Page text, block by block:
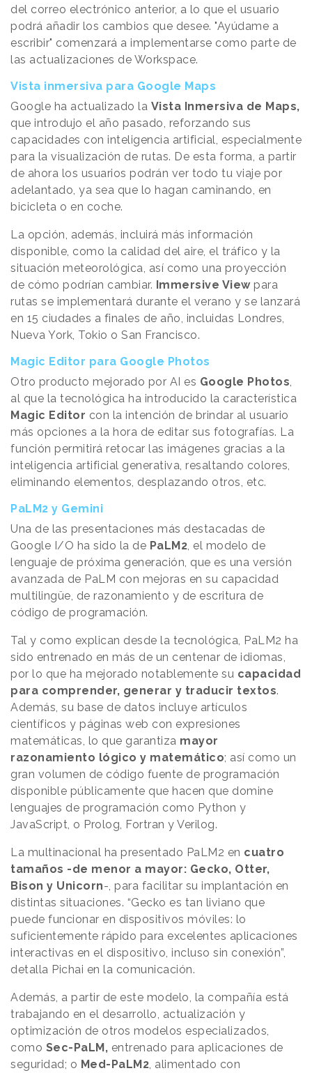
del correo electrónico anterior, a lo que el usuario
podrá añadir los cambios que desee. "Ayúdame a
escribir" comenzará a implementarse como parte de
las actualizaciones de Workspace.
Vista inmersiva para Google Maps
Google ha actualizado la Vista Inmersiva de Maps,
que introdujo el año pasado, reforzando sus
capacidades con inteligencia artificial, especialmente
para la visualización de rutas. De esta forma, a partir
de ahora los usuarios podrán ver todo tu viaje por
adelantado, ya sea que lo hagan caminando, en
bicicleta o en coche.
La opción, además, incluirá más información
disponible, como la calidad del aire, el tráfico y la
situación meteorológica, así como una proyección
de cómo podrían cambiar. Immersive View para
rutas se implementará durante el verano y se lanzará
en 15 ciudades a finales de año, incluidas Londres,
Nueva York, Tokio o San Francisco.
Magic Editor para Google Photos
Otro producto mejorado por AI es Google Photos
al que la tecnológica ha introducido la característica
Magic Editor con la intención de brindar al usuario
más opciones a la hora de editar sus fotografías. La
función permitirá retocar las imágenes gracias a la
inteligencia artificial generativa, resaltando colores,
eliminando elementos, desplazando otros, etc.
PaLM2 y Gemini
Una de las presentaciones más destacadas de
Google I/O ha sido la de PaLM2 , el modelo de
lenguaje de próxima generación, que es una versión
avanzada de PaLM con mejoras en su capacidad
multilingüe, de razonamiento y de escritura de
código de programación.
Tal y como explican desde la tecnológica, PaLM2 ha
sido entrenado en más de un centenar de idiomas,
por lo que ha mejorado notablemente su capacidad
para comprender, generar y traducir textos.
Además, su base de datos incluye artículos
científicos y páginas web con expresiones
matemáticas, lo que garantiza mayor
razonamiento lógico y matemático; así como un
gran volumen de código fuente de programación
disponible públicamente que hacen que domine
lenguajes de programación como Python y
JavaScript, o Prolog, Fortran y Verilog.
La multinacional ha presentado PaLM2 en cuatro
tamaños -de menor a mayor: Gecko, Otter,
Bison y Unicorn-, para facilitar su implantación en
distintas situaciones. “Gecko es tan liviano que
puede funcionar en dispositivos móviles: lo
suficientemente rápido para excelentes aplicaciones
interactivas en el dispositivo, incluso sin conexión”,
detalla Pichai en la comunicación.
Además, a partir de este modelo, la compañía está
trabajando en el desarrollo, actualización y
optimización de otros modelos especializados,
como Sec-PaLM, entrenado para aplicaciones de
seguridad; o Med-PaLM2 , alimentado con